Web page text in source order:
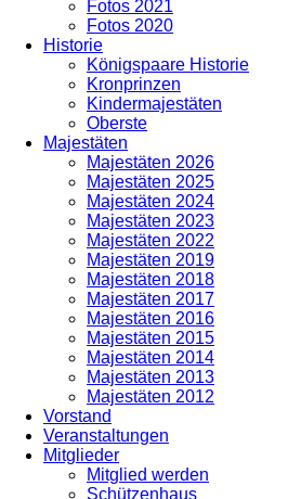
Fotos 2021
Fotos 2020
Historie
Königspaare Historie
Kronprinzen
Kindermajestäten
Oberste
Majestäten
Majestäten 2026
Majestäten 2025
Majestäten 2024
Majestäten 2023
Majestäten 2022
Majestäten 2019
Majestäten 2018
Majestäten 2017
Majestäten 2016
Majestäten 2015
Majestäten 2014
Majestäten 2013
Majestäten 2012
Vorstand
Veranstaltungen
Mitglieder
Mitglied werden
Schützenhaus